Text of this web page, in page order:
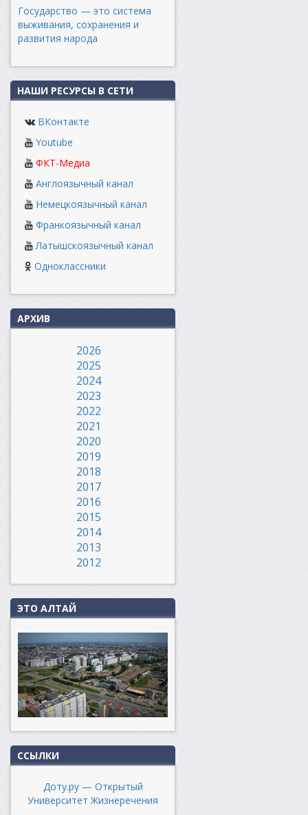
Государство — это система
выживания, сохранения и
развития народа
НАШИ РЕСУРСЫ В СЕТИ
ВКонтакте
Youtube
ФКТ-Медиа
Англоязычный канал
Немецкоязычный канал
Франкоязычный канал
Латышскоязычный канал
Одноклассники
АРХИВ
2026
2025
2024
2023
2022
2021
2020
2019
2018
2017
2016
2015
2014
2013
2012
ЭТО АЛТАЙ
ССЫЛКИ
Доту.ру — Открытый
Университет Жизнеречения